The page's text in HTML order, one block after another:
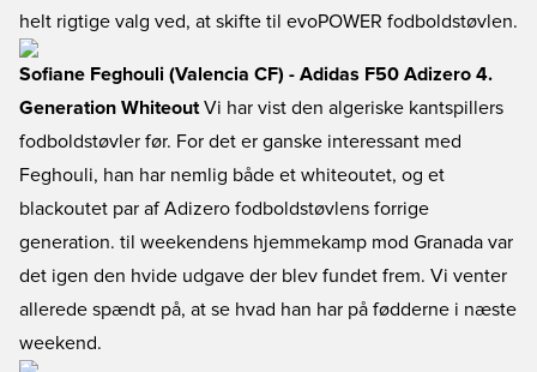
helt rigtige valg ved, at skifte til evoPOWER fodboldstøvlen.
Sofiane Feghouli (Valencia CF) - Adidas F50 Adizero 4.
Generation Whiteout Vi har vist den algeriske kantspillers
fodboldstøvler før. For det er ganske interessant med
Feghouli, han har nemlig både et whiteoutet, og et
blackoutet par af Adizero fodboldstøvlens forrige
generation. til weekendens hjemmekamp mod Granada var
det igen den hvide udgave der blev fundet frem. Vi venter
allerede spændt på, at se hvad han har på fødderne i næste
weekend.